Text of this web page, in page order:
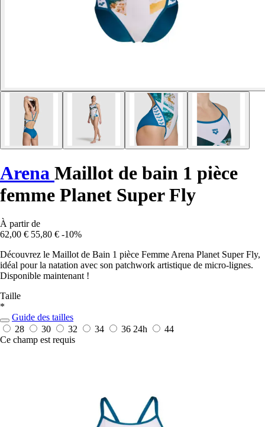
Arena Maillot de bain 1 pièce
femme Planet Super Fly
À partir de
62,00 € 55,80 € -10%
Découvrez le Maillot de Bain 1 pièce Femme Arena Planet Super Fly,
idéal pour la natation avec son patchwork artistique de micro-lignes.
Disponible maintenant !
Taille
*
Guide des tailles
28
30 32 34 36 24h
44
Ce champ est requis